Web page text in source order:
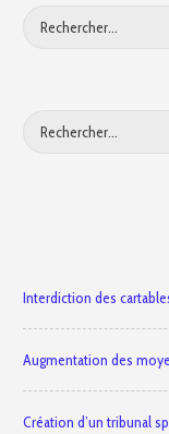
Interdiction des
Augmentation des
Création d’un tribunal